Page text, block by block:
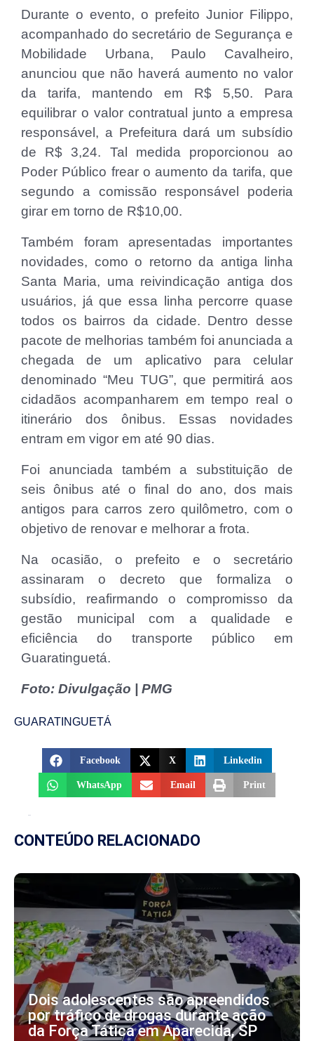
Durante o evento, o prefeito Junior Filippo,
acompanhado do secretário de Segurança e
Mobilidade Urbana, Paulo Cavalheiro,
anunciou que não haverá aumento no valor
da tarifa, mantendo em R$ 5,50. Para
equilibrar o valor contratual junto a empresa
responsável, a Prefeitura dará um subsídio
de R$ 3,24. Tal medida proporcionou ao
Poder Público frear o aumento da tarifa, que
segundo a comissão responsável poderia
girar em torno de R$10,00.
Também foram apresentadas importantes
novidades, como o retorno da antiga linha
Santa Maria, uma reivindicação antiga dos
usuários, já que essa linha percorre quase
todos os bairros da cidade. Dentro desse
pacote de melhorias também foi anunciada a
chegada de um aplicativo para celular
denominado “Meu TUG”, que permitirá aos
cidadãos acompanharem em tempo real o
itinerário dos ônibus. Essas novidades
entram em vigor em até 90 dias.
Foi anunciada também a substituição de
seis ônibus até o final do ano, dos mais
antigos para carros zero quilômetro, com o
objetivo de renovar e melhorar a frota.
Na ocasião, o prefeito e o secretário
assinaram o decreto que formaliza o
subsídio, reafirmando o compromisso da
gestão municipal com a qualidade e
eficiência do transporte público em
Guaratinguetá.
Foto: Divulgação | PMG
GUARATINGUETÁ
Facebook X Linkedin
WhatsApp Email Print
CONTEÚDO RELACIONADO
Dois adolescentes são apreendidos
por tráfico de drogas durante ação
da Força Tática em Aparecida, SP